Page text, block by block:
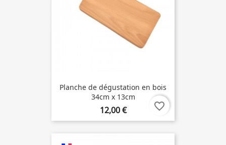
Planche de dégustation en bois
34cm x 13cm
12,00 € favorite_border